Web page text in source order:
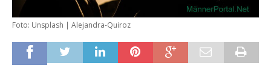
Foto: Unsplash | Alejandra-Quiroz